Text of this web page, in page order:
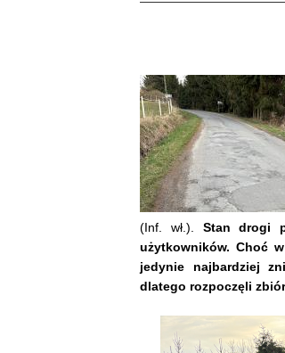
(Inf. wł.). Stan drogi
użytkowników. Choć
jedynie najbardziej
dlatego rozpoczęli